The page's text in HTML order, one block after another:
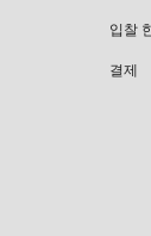
입찰
결제